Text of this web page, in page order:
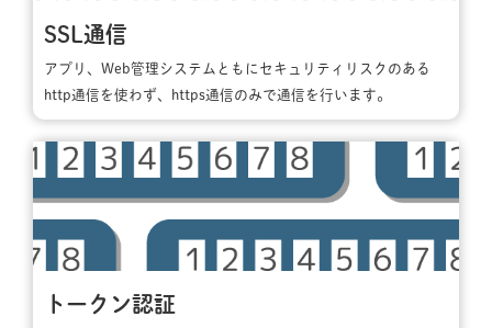
SSL通信
アプリ、Web管理システムともにセキュリティリスクのある
http通信を使わず、https通信のみで通信を行います。
トークン認証